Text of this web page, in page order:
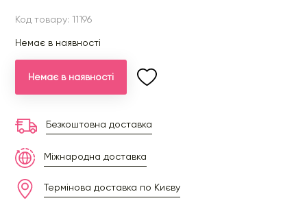
Код товару: 11196
Немає в наявності
Немає в наявності
Безкоштовна доставка
Міжнародна доставка
Термінова доставка по Києву